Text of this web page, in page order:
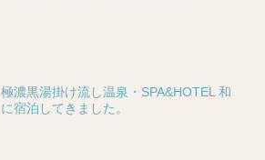
極濃黒湯掛け流し温泉・SPA&HOTEL 和
に宿泊してきました。